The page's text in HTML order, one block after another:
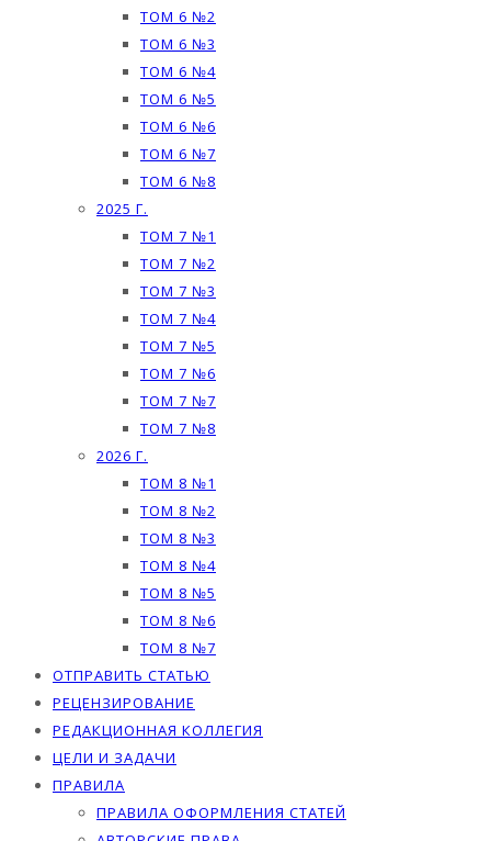
ТОМ 6 №2
ТОМ 6 №3
ТОМ 6 №4
ТОМ 6 №5
ТОМ 6 №6
ТОМ 6 №7
ТОМ 6 №8
2025 Г.
ТОМ 7 №1
ТОМ 7 №2
ТОМ 7 №3
ТОМ 7 №4
ТОМ 7 №5
ТОМ 7 №6
ТОМ 7 №7
ТОМ 7 №8
2026 Г.
ТОМ 8 №1
ТОМ 8 №2
ТОМ 8 №3
ТОМ 8 №4
ТОМ 8 №5
ТОМ 8 №6
ТОМ 8 №7
ОТПРАВИТЬ СТАТЬЮ
РЕЦЕНЗИРОВАНИЕ
РЕДАКЦИОННАЯ КОЛЛЕГИЯ
ЦЕЛИ И ЗАДАЧИ
ПРАВИЛА
ПРАВИЛА ОФОРМЛЕНИЯ СТАТЕЙ